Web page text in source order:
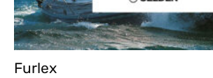
Furlex